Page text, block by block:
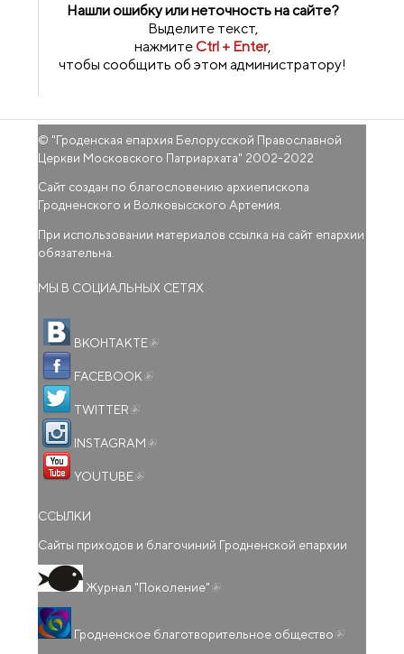
Нашли ошибку или неточность на сайте?
Выделите текст,
нажмитеCtrl + Enter,
чтобы сообщить об этом администратору!
© "Гроденская епархия Белорусской Православной
Церкви Московского Патриархата" 2002-2022
Сайт создан по благословению архиепископа
Гродненского и Волковысского Артемия.
При использовании материалов ссылка на сайт епархии
обязательна.
МЫ В СОЦИАЛЬНЫХ СЕТЯХ
ВКОНТАКТЕ
FACEBOOK
TWITTER
INSTAGRAM
YOUTUBE
ССЫЛКИ
Сайты приходов и благочиний Гродненской епархии
Журнал "Поколение"
Гродненское благотворительное общество ссылка)